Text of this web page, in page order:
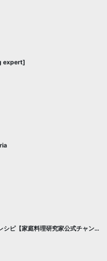
expert]
シピ【家庭料理研究家公式チャン